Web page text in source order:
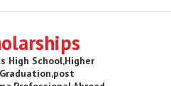
High School,Higher